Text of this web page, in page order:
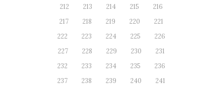
212
213 214 215
216
217
218 219 220
221
222
223 224 225
226
227
228 229 230
231
232
233 234 235
236
237
238 239 240
241